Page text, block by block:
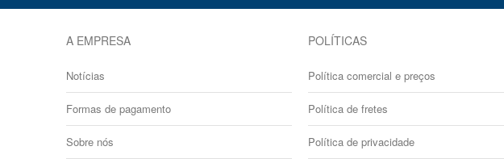
A EMPRESA
Notícias
Formas de pagamento
Sobre nós
POLÍTICAS
Política comercial e preços
Política de fretes
Política de privacidade